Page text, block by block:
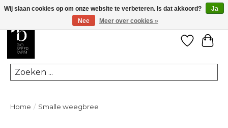
Zoeken
Home / Smalle weegbree
Wij slaan cookies op om onze website te verbeteren. Is dat akkoord?
Ja
Nee
Meer over cookies »